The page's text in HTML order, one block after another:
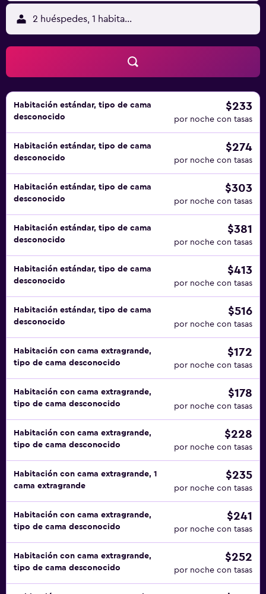
web gracias a nuestro acceso a Internet wifi gratis. Los
servicios para las personas de negocios incluyen
escritorio y teléfono; se ofrecen llamadas locales gratuitas
(pueden existir restricciones). Las habitaciones también
incluyen cafetera y tetera y tabla de planchar con plancha.
Se ofrece servicio de descubierta nocturno, y es posible
solicitar cambio de toallas. Los servicios de ocio y
esparcimiento en este bed and breakfast incluyen una
bañera de hidromasaje. Se pueden practicar las
actividades de ocio y esparcimiento que se indican más
abajo en las instalaciones o cerca del alojamiento (es
posible que se aplique un recargo).
2 huéspedes, 1 habitación
Habitación estándar, tipo de cama
desconocido
$233
por noche con tasas
Habitación estándar, tipo de cama
desconocido
$274
por noche con tasas
Habitación estándar, tipo de cama
desconocido
$303
por noche con tasas
Habitación estándar, tipo de cama
desconocido
$381
por noche con tasas
Habitación estándar, tipo de cama
desconocido
$413
por noche con tasas
Habitación estándar, tipo de cama
desconocido
$516
por noche con tasas
Habitación con cama extragrande,
tipo de cama desconocido
$172
por noche con tasas
Habitación con cama extragrande,
tipo de cama desconocido
$178
por noche con tasas
Habitación con cama extragrande,
tipo de cama desconocido
$228
por noche con tasas
Habitación con cama extragrande, 1
cama extragrande
$235
por noche con tasas
Habitación con cama extragrande,
tipo de cama desconocido
$241
por noche con tasas
Habitación con cama extragrande,
tipo de cama desconocido
$252
por noche con tasas